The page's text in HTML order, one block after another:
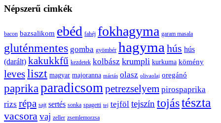
Népszerű cimkék
bacon bazsalikom ebéd fahéj fokhagyma garam masala
gluténmentes gomba gyömbér hagyma hús hús
(darált) kakukkfű kezdetek kolbász krumpli kurkuma kömény
levesliszt magyar majoranna mártás olasz olivaolaj oregánó
paprikaparadicsompetrezselyem pirospaprika
rizs répa sajt sertés sonka spagetti tej tejföl tejszín tojástészta
vacsoravaj zeller zsemlemorzsa